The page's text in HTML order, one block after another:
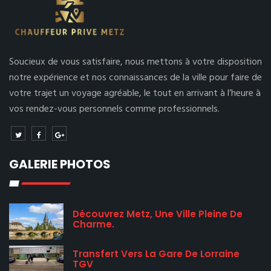
Soucieux de vous satisfaire, nous mettons à votre disposition
notre expérience et nos connaissances de la ville pour faire de
votre trajet un voyage agréable, le tout en arrivant à l’heure à
vos rendez-vous personnels comme professionnels.
GALERIE PHOTOS
Découvrez Metz, Une Ville Pleine De
Charme.
Transfert Vers La Gare De Lorraine
TGV